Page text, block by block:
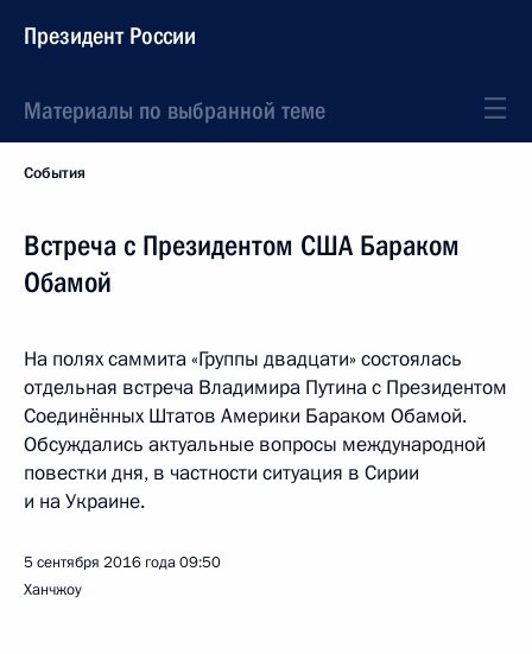
Президент России
Материалы по выбранной теме
События
Встреча с Президентом США Бараком
Обамой
На полях саммита «Группы двадцати» состоялась
отдельная встреча Владимира Путина с Президентом
Соединённых Штатов Америки Бараком Обамой.
Обсуждались актуальные вопросы международной
повестки дня, в частности ситуация в Сирии
и на Украине.
5 сентября 2016 года09:50
Ханчжоу